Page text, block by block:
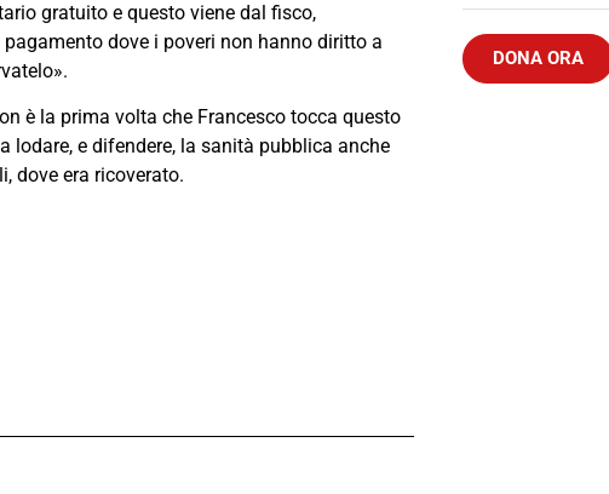
gratuito e questo viene dal fisco,
dove i poveri non hanno diritto a
è la prima volta che Francesco tocca questo
lodare, e difendere, la sanità pubblica anche
dove era ricoverato.
DONA ORA